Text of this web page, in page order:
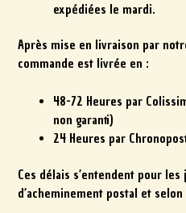
expédiées le mardi.
Après mise en livraison par
commande est livrée en :
48-72 Heures par
non garanti)
24 Heures par
Ces délais s’entendent pour
d’acheminement postal et